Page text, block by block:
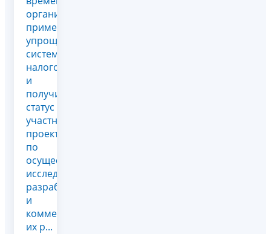
организация,
применяющая
упрощенную
систему
налогообложения
и
получившая
статус
участника
проекта
по
осуществлению
исследований,
разработок
и
коммерциализации
их р...